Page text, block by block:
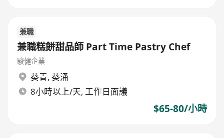
兼職
兼職糕餅甜品師 Part Time Pastry Chef
駿健企業
葵青, 葵涌
8小時以上/天, 工作日面議
$65-80/小時